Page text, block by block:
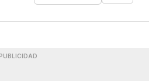
PUBLICIDAD